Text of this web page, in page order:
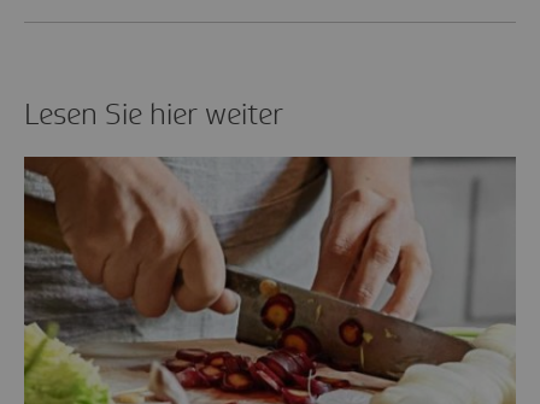
Lesen Sie hier weiter